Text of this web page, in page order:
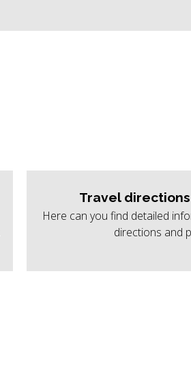
Travel
Here can you find detailed
directions and